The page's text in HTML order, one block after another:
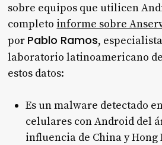
sobre equipos que utilicen
completo informe sobre
por Pablo Ramos,
laboratorio latinoamericano de
estos datos:
Es un malware detectado
celulares con Android del
influencia de China y Hong